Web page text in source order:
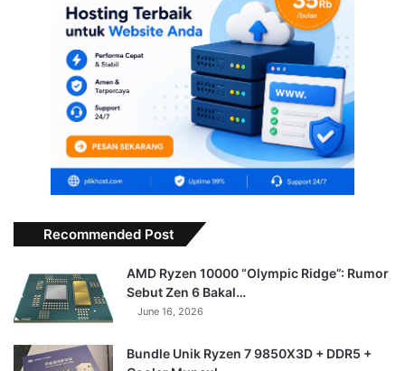
Recommended Post
AMD Ryzen 10000 “Olympic Ridge”: Rumor
Sebut Zen 6 Bakal…
June 16, 2026
Bundle Unik Ryzen 7 9850X3D + DDR5 +